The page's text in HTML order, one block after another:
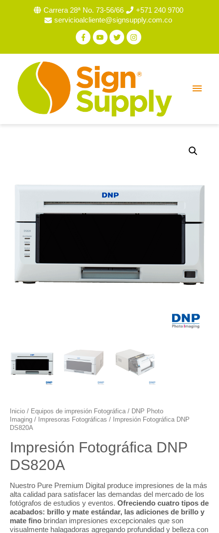
Carrera 28ª No. 73-56/66
+571 240 9700
servicioalcliente@signsupply.com.co
Inicio / Equipos de impresión Fotográfica / DNP Photo
Imaging / Impresoras Fotográficas / Impresión Fotográfica DNP
DS820A
Impresión Fotográfica DNP
DS820A
Nuestro Pure Premium Digital produce impresiones de la más
alta calidad para satisfacer las demandas del mercado de los
fotógrafos de estudios y eventos. Ofreciendo cuatro tipos de
acabados: brillo y mate estándar, las adiciones de brillo y
mate fino brindan impresiones excepcionales que son
visualmente halagadoras agregando profundidad y belleza con